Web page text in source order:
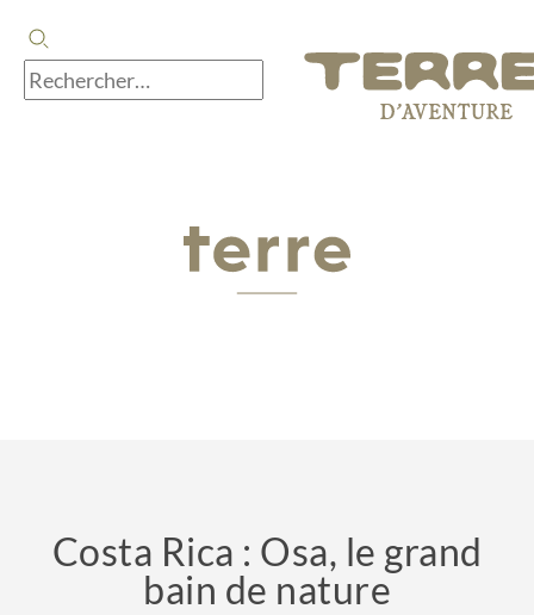
Costa Rica : Osa, le grand
bain de nature